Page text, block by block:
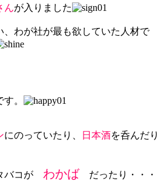
んが入りました
、わが社が最も欲していた人材で
。
にのっていたり、 日本酒を呑んだり
バコが わかば だったり・・・